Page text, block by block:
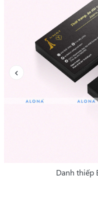
Danh thiếp